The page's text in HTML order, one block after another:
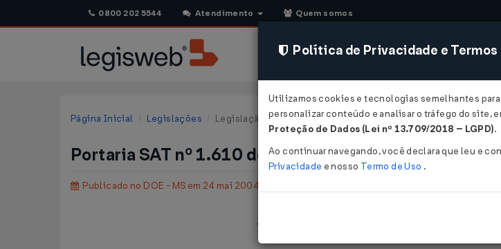
0800 202 5544 Atendimento Quem somos
CONSULTORIA SISTEMAS
Página Inicial Legislações Legislação Estadual - Mato Grosso do Sul
Portaria SAT nº 1.610 de 21/05/2004
Publicado no DOE - MS em 24 mai 2004
"Dispõe sobre a alteração de valores e exclusão de
Política de Privacidade e Termos
Utilizamos cookies e tecnologias semelhantes
personalizar conteúdo e analisar o tráfego do site,
Proteção de Dados (Lei nº 13.709/2018 – LGPD).
Ao continuar navegando, você declara que leu e
Privacidade e nosso Termo de Uso .